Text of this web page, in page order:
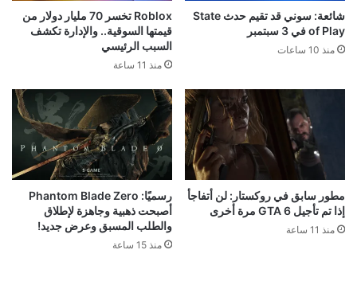
شائعة: سوني قد تقيم حدث State
of Play في 3 سبتمبر
منذ 10 ساعات
Roblox تخسر 70 مليار دولار من
قيمتها السوقية.. والإدارة تكشف
السبب الرئيسي
منذ 11 ساعة
مطور سابق في روكستار: لن أتفاجأ
إذا تم تأجيل GTA 6 مرة أخرى
منذ 11 ساعة
رسميًا: Phantom Blade Zero
أصبحت ذهبية وجاهزة لإطلاق
والطلب المسبق وعرض جديد!
منذ 15 ساعة